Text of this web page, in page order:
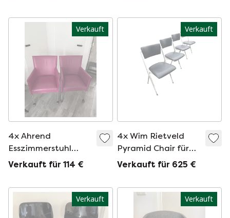
Verkauft
4x Ahrend
Esszimmerstuhl
Leder
Verkauft für 114 €
Verkauft
4x Wim Rietveld
Pyramid Chair für
Ahrend de Circle
Verkauft für 625 €
Verkauft Verkauft